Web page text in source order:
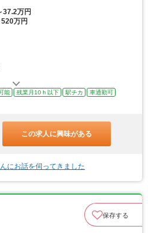
37.2万円
520万円
能 残業月10ｈ以下 駅チカ
車通勤可
この求人に興味がある
にお話を伺ってきました
保存する